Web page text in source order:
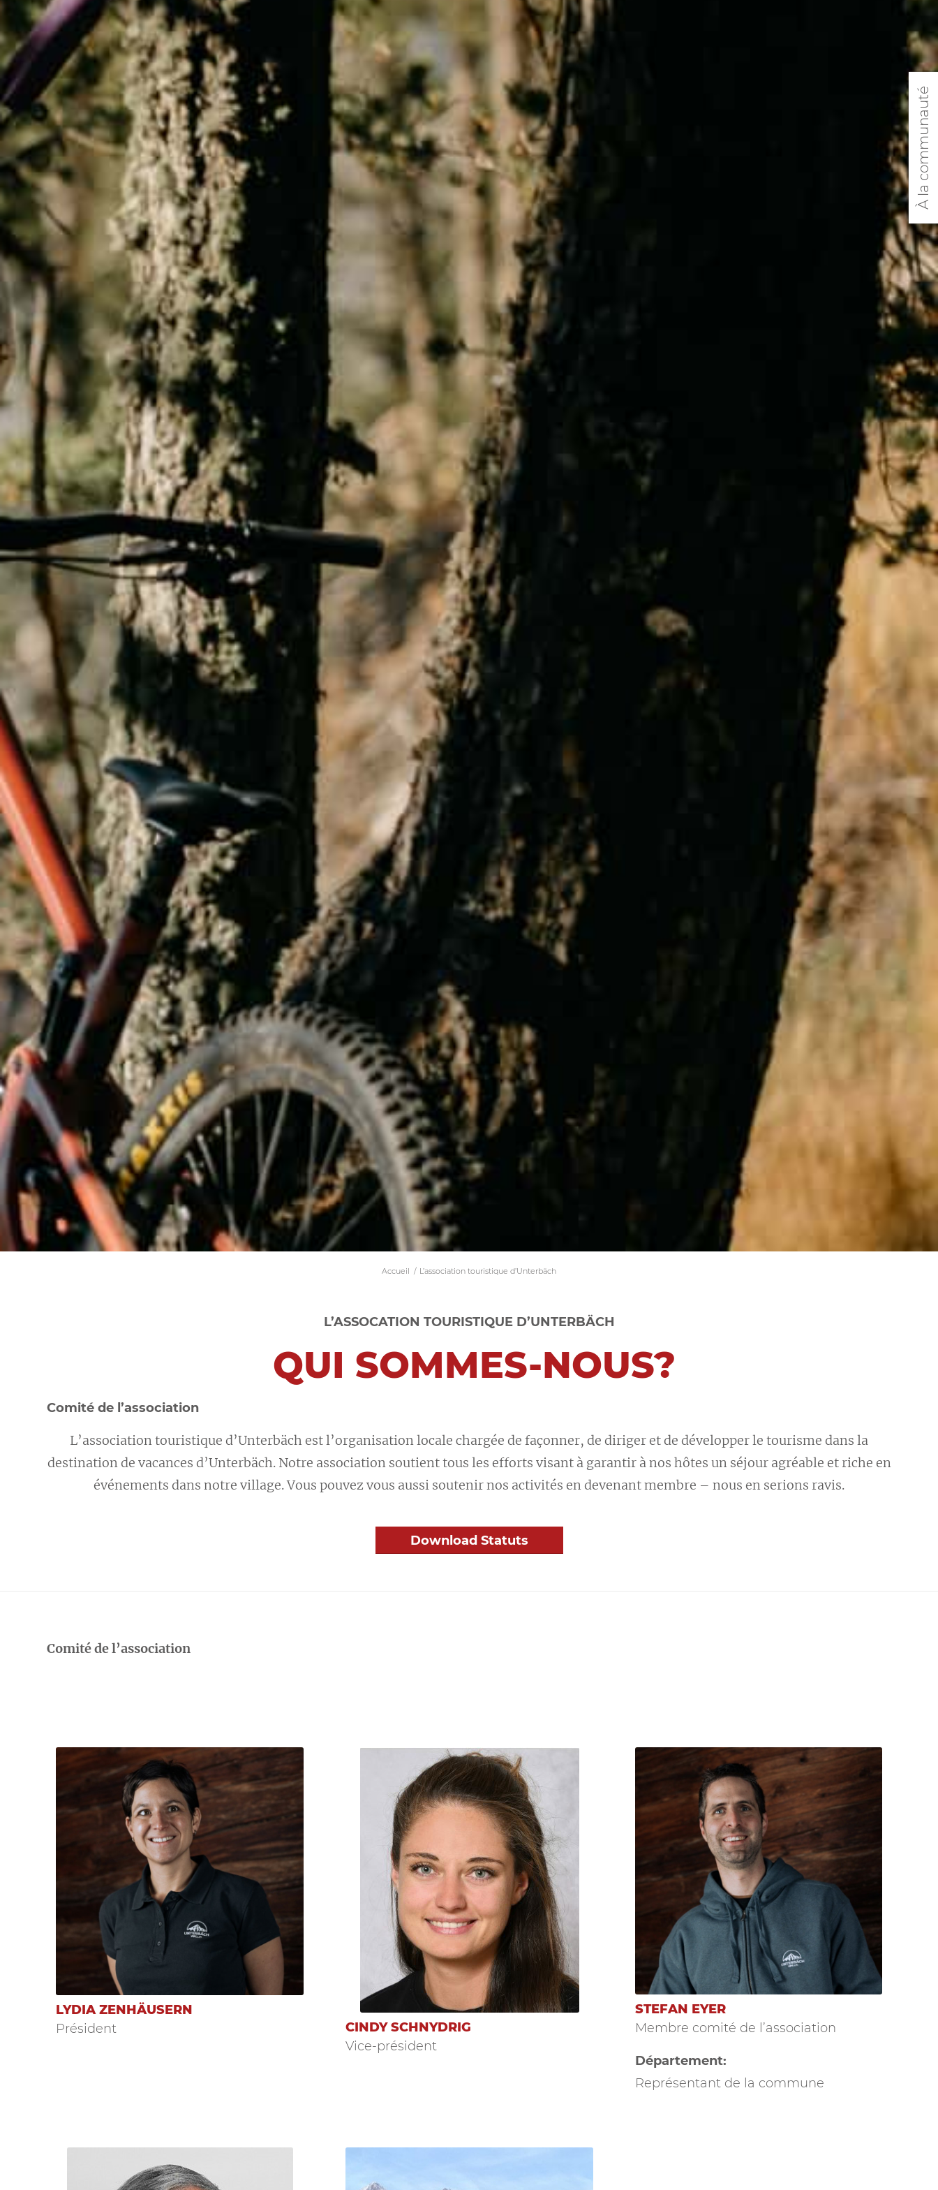
Accueil / L’association touristique d’Unterbäch
L’ASSOCATION TOURISTIQUE D’UNTERBÄCH
QUI SOMMES-NOUS?
Comité de l’association
L’association touristique d’Unterbäch est l’organisation locale chargée de façonner, de diriger et de développer le tourisme dans la
destination de vacances d’Unterbäch. Notre association soutient tous les efforts visant à garantir à nos hôtes un séjour agréable et riche en
événements dans notre village. Vous pouvez vous aussi soutenir nos activités en devenant membre – nous en serions ravis.
Download Statuts
Comité de l’association
LYDIA ZENHÄUSERN
Président
CINDY SCHNYDRIG
Vice-président
STEFAN EYER
Membre comité de l’association
Département:
Représentant de la commune
À la communauté